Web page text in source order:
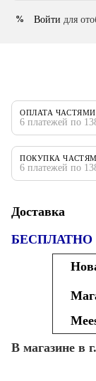
% Войти для
ОПЛАТА ЧАСТЯМИ
6 платежей по
ПОКУПКА
6 платежей по
Доставка
БЕСПЛАТНО в
В магазине в